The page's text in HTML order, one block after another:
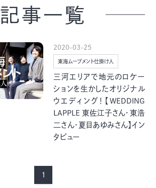
ひと
まち・スポット
記事一覧
2020-03-25
東海ムーブメント仕掛け人
三河エリアで地元のロケー
ションを生かしたオリジナル
ウエディング！【WEDDING
LAPPLE 東佐江子さん・東浩
二さん・夏目あゆみさん】イン
タビュー
1